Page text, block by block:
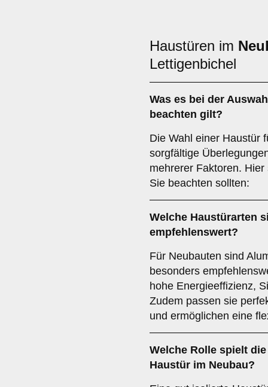
Haustüren im
Lettigenbichel
Was es bei der
beachten gilt?
Die Wahl einer Haustür
sorgfältige
mehrerer Faktoren.
Sie beachten sollten:
Welche Haustürarten
empfehlenswert?
Für Neubauten sind
besonders
hohe Energieeffizienz,
Zudem passen sie
und ermöglichen eine
Welche Rolle spielt
Haustür im Neubau?